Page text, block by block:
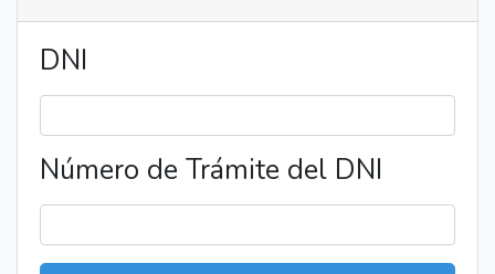
DNI
Número de Trámite del DNI